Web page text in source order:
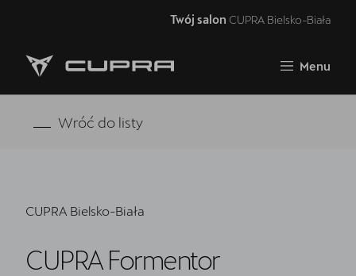
Twój salon CUPRA Bielsko-Biała
Menu
Strona główna
Oferta i aktualności
Finansowanie
Serwis
Wróć do listy
CUPRA Bielsko-Biała
CUPRA Formentor